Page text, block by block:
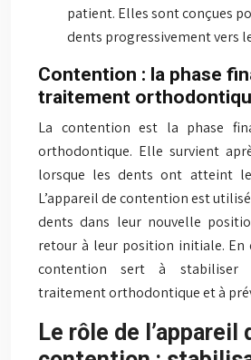
patient. Elles sont conçues
dents progressivement vers
Contention : la phase
traitement
La contention est la phase
orthodontique. Elle survient
lorsque les dents ont atteint
L’appareil de contention est
dents dans leur nouvelle
retour à leur position initiale. En
contention sert à stabiliser
traitement orthodontique et à
Le rôle de l’appareil